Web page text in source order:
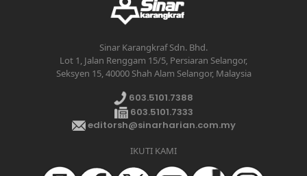
Sinar Karangkraf Sdn. Bhd.
Lot 1, Jalan Renggam 15/5, Persiaran Selangor,
Seksyen 15, 40000 Shah Alam Selangor, Malaysia
603.5101.7388
603.5101.7333
editorsh@sinarharian.com.my
IKUTI KAMI